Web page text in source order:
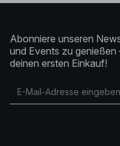
Abonniere unseren
und Events zu genießen
deinen ersten Einkauf!